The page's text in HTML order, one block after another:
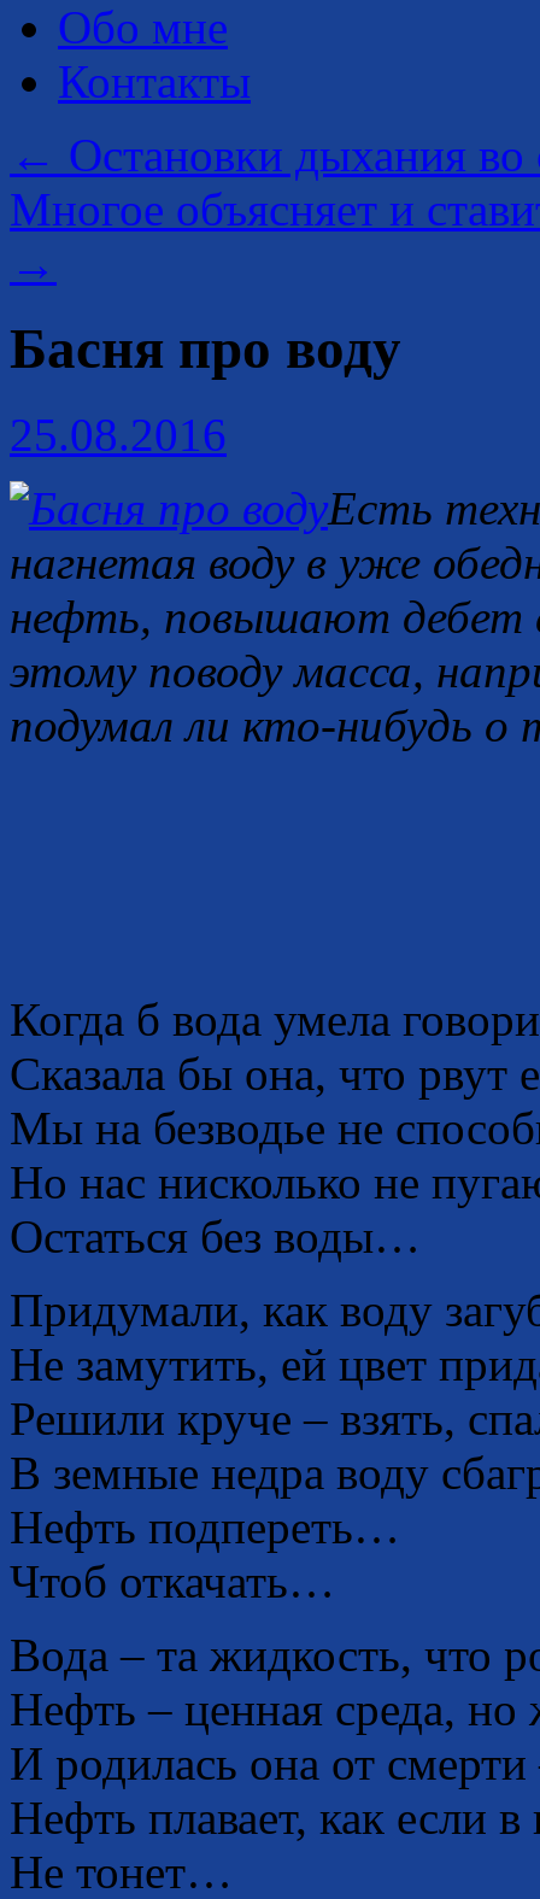
Обо мне
Контакты
← Остановки дыхания во
Многое объясняет и
→
Басня про воду
25.08.2016
Есть
нагнетая воду в уже
нефть, повышают дебет
этому поводу масса,
подумал ли кто-нибудь
Когда б вода умела
Сказала бы она, что рвут
Мы на безводье не
Но нас нисколько не
Остаться без воды…
Придумали, как воду
Не замутить, ей цвет
Решили круче – взять,
В земные недра воду
Нефть подпереть…
Чтоб откачать…
Вода – та жидкость, что
Нефть – ценная среда, но
И родилась она от
Нефть плавает, как если в
Не тонет…